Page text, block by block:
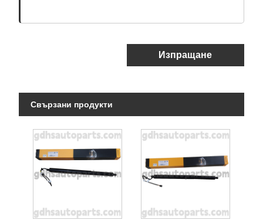
Изпращане
Свързани продукти